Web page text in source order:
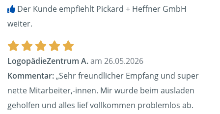
Der Kunde empfiehlt Pickard + Heffner GmbH
weiter.
LogopädieZentrum A.am 26.05.2026
Kommentar:„Sehr freundlicher Empfang und super
nette Mitarbeiter,-innen. Mir wurde beim ausladen
geholfen und alles lief vollkommen problemlos ab.